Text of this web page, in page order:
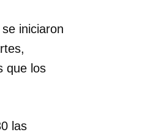
iniciaron
que los
las